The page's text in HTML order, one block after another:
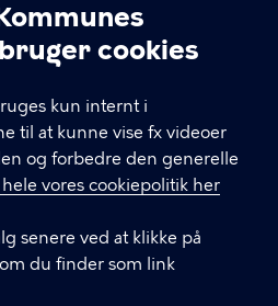
cookies
kun internt i
til at kunne vise fx videoer
og forbedre den generelle
vores cookiepolitik her
senere ved at klikke på
du finder som link